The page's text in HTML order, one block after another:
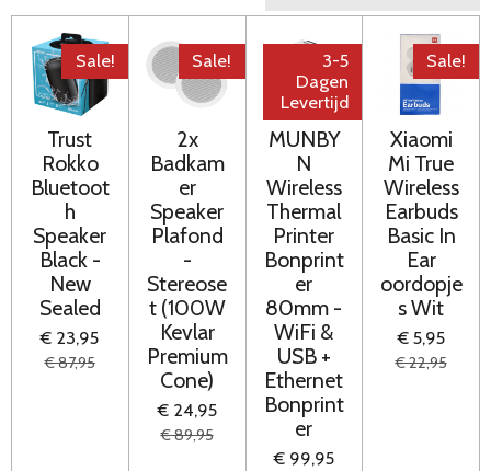
Sale!
Trust
Rokko
Bluetoot
h
Speaker
Black -
New
Sealed
€ 23,95
€ 87,95
Sale!
2x
Badkam
er
Speaker
Plafond
-
Stereose
t (100W
Kevlar
Premium
Cone)
€ 24,95
€ 89,95
3-5
Dagen
Levertijd
MUNBY
N
Wireless
Thermal
Printer
Bonprint
er
80mm -
WiFi &
USB +
Ethernet
Bonprint
er
€ 99,95
Sale!
Xiaomi
Mi True
Wireless
Earbuds
Basic In
Ear
oordopje
s Wit
€ 5,95
€ 22,95